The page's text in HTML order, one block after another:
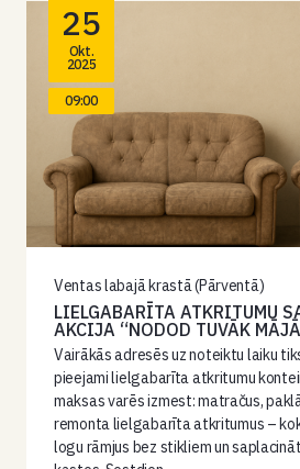
25
Okt.
2025
09:00
Ventas labajā krastā (Pārventā)
LIELGABARĪTA ATKRITUMU
AKCIJA “NODOD TUVĀK
Vairākās adresēs uz noteiktu laiku
pieejami lielgabarīta atkritumu
maksas varēs izmest: matračus,
remonta lielgabarīta atkritumus –
logu rāmjus bez stikliem un